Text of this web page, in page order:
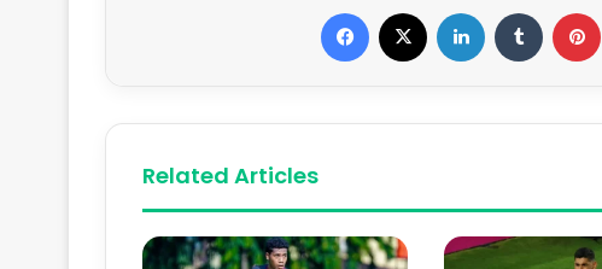
Related Articles